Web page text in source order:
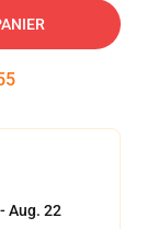
Aug. 22